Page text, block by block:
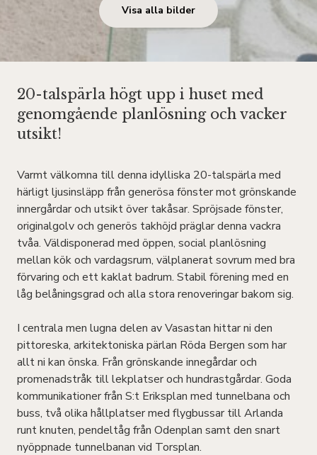
Visa alla bilder
20-talspärla högt upp i huset med
genomgående planlösning och vacker
utsikt!
Varmt välkomna till denna idylliska 20-talspärla med
härligt ljusinsläpp från generösa fönster mot grönskande
innergårdar och utsikt över takåsar. Spröjsade fönster,
originalgolv och generös takhöjd präglar denna vackra
tvåa. Väldisponerad med öppen, social planlösning
mellan kök och vardagsrum, välplanerat sovrum med bra
förvaring och ett kaklat badrum. Stabil förening med en
låg belåningsgrad och alla stora renoveringar bakom sig.
I centrala men lugna delen av Vasastan hittar ni den
pittoreska, arkitektoniska pärlan Röda Bergen som har
allt ni kan önska. Från grönskande innegårdar och
promenadstråk till lekplatser och hundrastgårdar. Goda
kommunikationer från S:t Eriksplan med tunnelbana och
buss, två olika hållplatser med flygbussar till Arlanda
runt knuten, pendeltåg från Odenplan samt den snart
nyöppnade tunnelbanan vid Torsplan.